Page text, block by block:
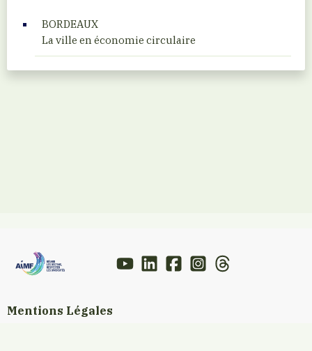
BORDEAUX
La ville en économie circulaire
Mentions Légales